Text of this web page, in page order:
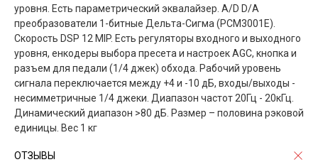
уровня. Есть параметрический эквалайзер. A/D D/A
преобразователи 1-битные Дельта-Сигма (PCM3001E).
Скорость DSP 12 MIP. Есть регуляторы входного и выходного
уровня, енкодеры выбора пресета и настроек AGC, кнопка и
разъем для педали (1/4 джек) обхода. Рабочий уровень
сигнала переключается между +4 и -10 дБ, входы/выходы -
несимметричные 1/4 джеки. Диапазон частот 20Гц - 20кГц.
Динамический диапазон >80 дБ. Размер – половина рэковой
единицы. Вес 1 кг
ОТЗЫВЫ